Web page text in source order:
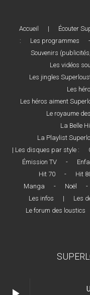
Accueil | Écouter
:
Les programmes -
Souvenirs
Les vidéos
Les jingles
Les
Les héros aiment
Le royaume
La Belle
La Playlist
| Les disques par style :
Émission TV
-
Hit 70
- Hit
Manga
- Noël -
Les infos
| Les
Le forum des loustics